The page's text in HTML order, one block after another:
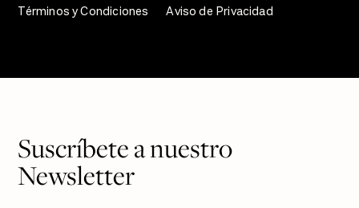
Términos y Condiciones
Aviso de Privacidad
Suscríbete a nuestro
Newsletter